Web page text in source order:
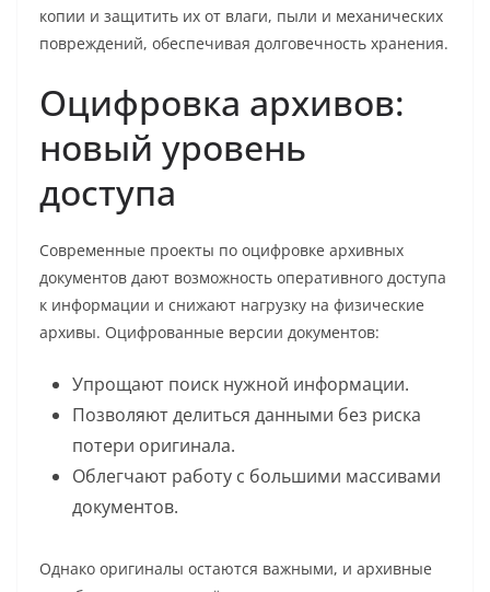
копии и защитить их от влаги, пыли и механических
повреждений, обеспечивая долговечность хранения.
Оцифровка архивов:
новый уровень
доступа
Современные проекты по оцифровке архивных
документов дают возможность оперативного доступа
к информации и снижают нагрузку на физические
архивы. Оцифрованные версии документов:
Упрощают поиск нужной информации.
Позволяют делиться данными без риска
потери оригинала.
Облегчают работу с большими массивами
документов.
Однако оригиналы остаются важными, и архивные